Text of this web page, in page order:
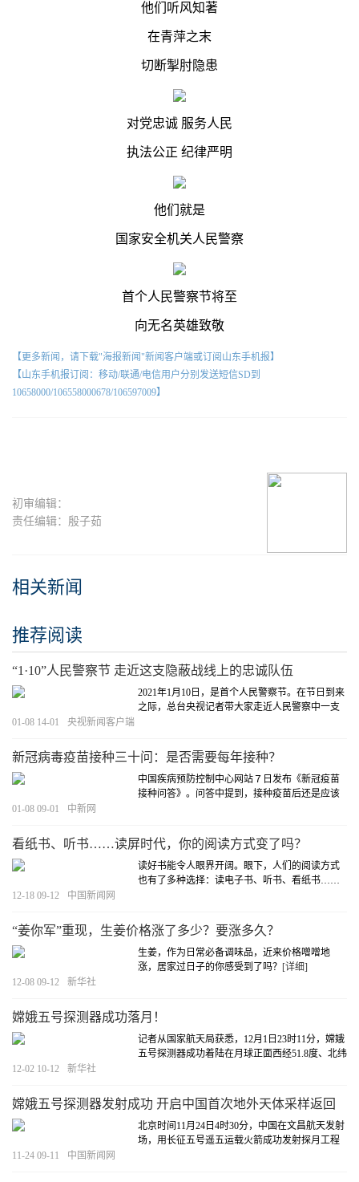
他们听风知著
在青萍之末
切断掣肘隐患
对党忠诚 服务人民
执法公正 纪律严明
他们就是
国家安全机关人民警察
首个人民警察节将至
向无名英雄致敬
【更多新闻，请下载"海报新闻"新闻客户端或订阅山东手机报】
【山东手机报订阅：移动/联通/电信用户分别发送短信SD到
10658000/106558000678/106597009】
初审编辑：
责任编辑：殷子茹
相关新闻
推荐阅读
“1·10”人民警察节 走近这支隐蔽战线上的忠诚队伍
2021年1月10日，是首个人民警察节。在节日到来
之际，总台央视记者带大家走近人民警察中一支
01-08 14-01 央视新闻客户端
新冠病毒疫苗接种三十问：是否需要每年接种？
中国疾病预防控制中心网站７日发布《新冠疫苗
接种问答》。问答中提到，接种疫苗后还是应该
周后可以产生较好的免疫效果；对于新冠肺炎确
诊病例、无症状感染者，目前暂不建议接种
01-08 09-01 中新网
看纸书、听书……读屏时代，你的阅读方式变了吗？
读好书能令人眼界开阔。眼下，人们的阅读方式
也有了多种选择：读电子书、听书、看纸书……
12-18 09-12 中国新闻网
“姜你军”重现，生姜价格涨了多少？要涨多久？
生姜，作为日常必备调味品，近来价格噌噌地
涨，居家过日子的你感受到了吗？ [详细]
12-08 09-12
新华社
嫦娥五号探测器成功落月！
记者从国家航天局获悉，12月1日23时11分，嫦娥
五号探测器成功着陆在月球正面西经51.8度、北纬
12-02 10-12 新华社
嫦娥五号探测器发射成功 开启中国首次地外天体采样返回
之旅
北京时间11月24日4时30分，中国在文昌航天发射
场，用长征五号遥五运载火箭成功发射探月工程
11-24 09-11 中国新闻网